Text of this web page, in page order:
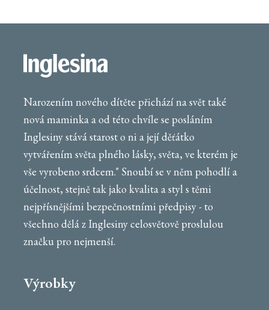
Narozením nového dítěte přichází na svět také
nová maminka a od této chvíle se posláním
Inglesiny stává starost o ni a její děťátko
vytvářením světa plného lásky, světa, ve kterém je
vše vyrobeno srdcem." Snoubí se v něm pohodlí a
účelnost, stejně tak jako kvalita a styl s těmi
nejpřísnějšími bezpečnostními předpisy - to
všechno dělá z Inglesiny celosvětově proslulou
značku pro nejmenší.
Výrobky